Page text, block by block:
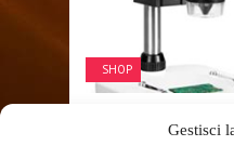
Gestisci
SHOP
LEVENHUK